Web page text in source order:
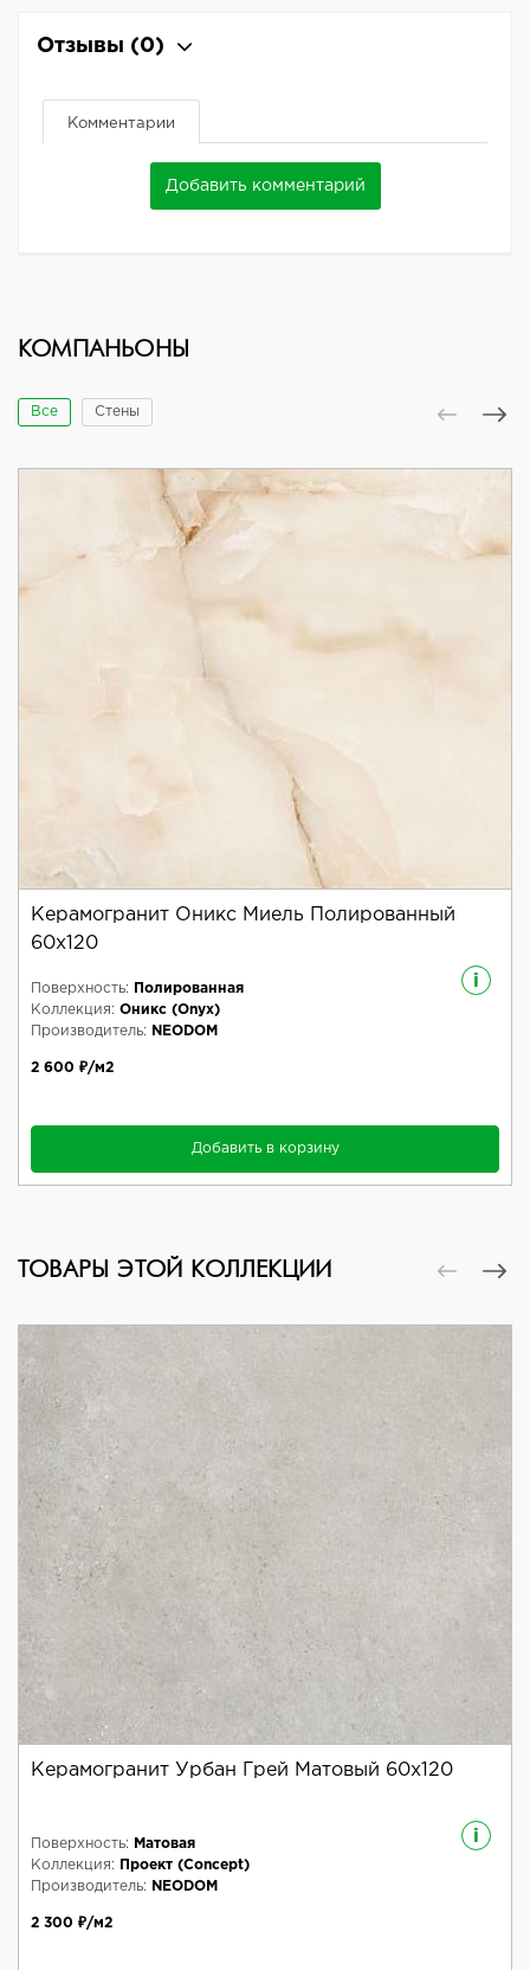
Отзывы (0)
Комментарии
Добавить комментарий
КОМПАНЬОНЫ
Все Стены
Керамогранит Оникс Миель Полированный
60x120
i
Поверхность:
Полированная
Коллекция: Оникс (Onyx)
Производитель:
NEODOM
2 600 ₽/м2
Добавить в корзину
ТОВАРЫ ЭТОЙ КОЛЛЕКЦИИ
Керамогранит Урбан Грей Матовый 60x120
i
Поверхность:
Матовая
Коллекция:
Проект (Concept)
Производитель:
NEODOM
2 300 ₽/м2